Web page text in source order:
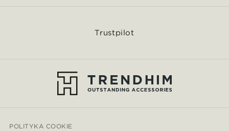
Trustpilot
POLITYKA COOKIE